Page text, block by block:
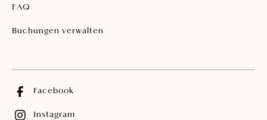
FAQ
Buchungen verwalten
Facebook
Instagram